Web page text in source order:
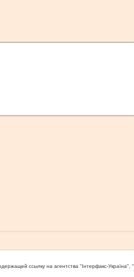
ссылку на агентства "Iнтерфакс-Україна",